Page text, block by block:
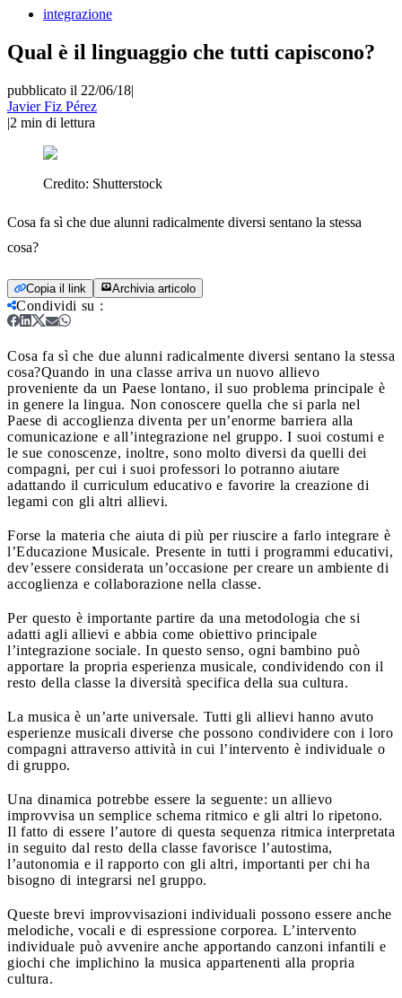
integrazione
Qual è il linguaggio che tutti capiscono?
pubblicato il 22/06/18|
Javier Fiz Pérez
|2 min di lettura
Credito: Shutterstock
Cosa fa sì che due alunni radicalmente diversi sentano la stessa
cosa?
Copia il link Archivia articolo
Condividi su :
Cosa fa sì che due alunni radicalmente diversi sentano la stessa
cosa?Quando in una classe arriva un nuovo allievo
proveniente da un Paese lontano, il suo problema principale è
in genere la lingua. Non conoscere quella che si parla nel
Paese di accoglienza diventa per un’enorme barriera alla
comunicazione e all’integrazione nel gruppo. I suoi costumi e
le sue conoscenze, inoltre, sono molto diversi da quelli dei
compagni, per cui i suoi professori lo potranno aiutare
adattando il curriculum educativo e favorire la creazione di
legami con gli altri allievi.
Forse la materia che aiuta di più per riuscire a farlo integrare è
l’Educazione Musicale. Presente in tutti i programmi educativi,
dev’essere considerata un’occasione per creare un ambiente di
accoglienza e collaborazione nella classe.
Per questo è importante partire da una metodologia che si
adatti agli allievi e abbia come obiettivo principale
l’integrazione sociale. In questo senso, ogni bambino può
apportare la propria esperienza musicale, condividendo con il
resto della classe la diversità specifica della sua cultura.
La musica è un’arte universale. Tutti gli allievi hanno avuto
esperienze musicali diverse che possono condividere con i loro
compagni attraverso attività in cui l’intervento è individuale o
di gruppo.
Una dinamica potrebbe essere la seguente: un allievo
improvvisa un semplice schema ritmico e gli altri lo ripetono.
Il fatto di essere l’autore di questa sequenza ritmica interpretata
in seguito dal resto della classe favorisce l’autostima,
l’autonomia e il rapporto con gli altri, importanti per chi ha
bisogno di integrarsi nel gruppo.
Queste brevi improvvisazioni individuali possono essere anche
melodiche, vocali e di espressione corporea. L’intervento
individuale può avvenire anche apportando canzoni infantili e
giochi che implichino la musica appartenenti alla propria
cultura.